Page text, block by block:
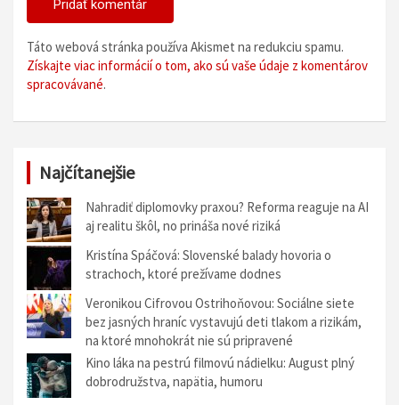
Táto webová stránka používa Akismet na redukciu spamu.
Získajte viac informácií o tom, ako sú vaše údaje z komentárov
spracovávané.
Najčítanejšie
Nahradiť diplomovky praxou? Reforma reaguje na AI
aj realitu škôl, no prináša nové riziká
Kristína Spáčová: Slovenské balady hovoria o
strachoch, ktoré prežívame dodnes
Veronikou Cifrovou Ostrihoňovou: Sociálne siete
bez jasných hraníc vystavujú deti tlakom a rizikám,
na ktoré mnohokrát nie sú pripravené
Kino láka na pestrú filmovú nádielku: August plný
dobrodružstva, napätia, humoru